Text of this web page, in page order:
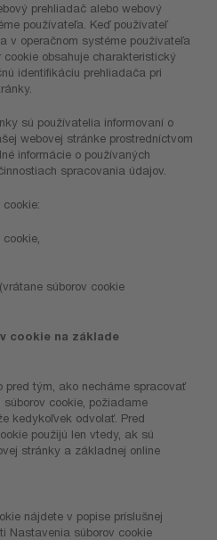
prehliadač alebo webový
používateľa. Keď používateľ
v operačnom systéme používateľa
cookie obsahuje charakteristický
identifikáciu prehliadača pri
sú používatelia informovaní o
webovej stránke prostredníctvom
informácie o používaných
spracovania údajov.
súborov cookie
cookie na základe
pred tým, ako necháme spracovať
cookie, požiadame
kedykoľvek odvolať. Pred
použijú len vtedy, ak sú
stránky a základnej online
nájdete v popise príslušnej
Nastavenia súborov cookie